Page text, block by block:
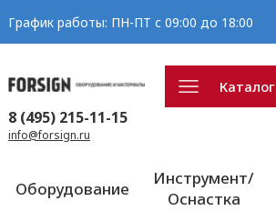
График работы: ПН-ПТ с 09:00 до 18:00
Каталог
8 (495) 215-11-15
info@forsign.ru
Оборудование
Инструмент/
Оснастка